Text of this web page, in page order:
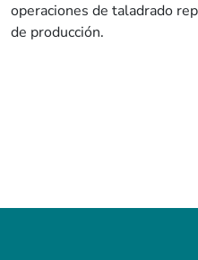
operaciones de taladrado
de producción.